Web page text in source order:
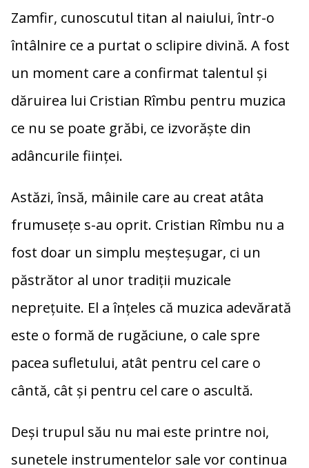
Zamfir, cunoscutul titan al naiului, într-o
întâlnire ce a purtat o sclipire divină. A fost
un moment care a confirmat talentul și
dăruirea lui Cristian Rîmbu pentru muzica
ce nu se poate grăbi, ce izvorăște din
adâncurile ființei.
Astăzi, însă, mâinile care au creat atâta
frumusețe s-au oprit. Cristian Rîmbu nu a
fost doar un simplu meșteșugar, ci un
păstrător al unor tradiții muzicale
neprețuite. El a înțeles că muzica adevărată
este o formă de rugăciune, o cale spre
pacea sufletului, atât pentru cel care o
cântă, cât și pentru cel care o ascultă.
Deși trupul său nu mai este printre noi,
sunetele instrumentelor sale vor continua